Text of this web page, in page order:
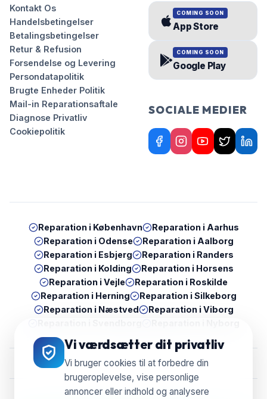
Vi værdsætter dit privatliv
Vi bruger cookies til at forbedre din
brugeroplevelse, vise personlige
annoncer eller indhold og analysere
Kontakt Os
Handelsbetingelser
Betalingsbetingelser
Retur & Refusion
Forsendelse og Levering
Persondatapolitik
Brugte Enheder Politik
Mail-in Reparationsaftale
Diagnose Privatliv
Cookiepolitik
COMING SOON
App Store
COMING SOON
Google Play
SOCIALE MEDIER
Reparation i København Reparation i Aarhus
Reparation i Odense Reparation i Aalborg
Reparation i Esbjerg Reparation i Randers
Reparation i Kolding Reparation i Horsens
Reparation iVejle Reparation i Roskilde
Reparation i Herning Reparation i Silkeborg
Reparation i Næstved Reparation i Viborg